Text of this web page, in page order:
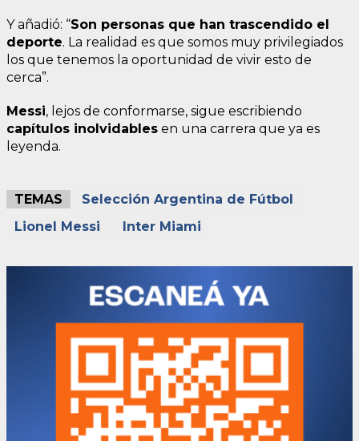
Y añadió: “Son personas que han trascendido el
deporte. La realidad es que somos muy privilegiados
los que tenemos la oportunidad de vivir esto de
cerca”.
Messi, lejos de conformarse, sigue escribiendo
capítulos inolvidables en una carrera que ya es
leyenda.
TEMAS
Selección Argentina de Fútbol
Lionel Messi
Inter Miami